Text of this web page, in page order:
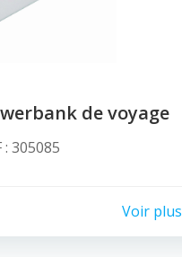
de voyage
: 305085
Voir plus